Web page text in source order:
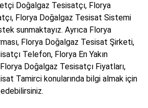
Doğalgaz Tesisatçı, Florya
Florya Doğalgaz Tesisat Sistemi
sunmaktayız. Ayrıca Florya
Florya Doğalgaz Tesisat Şirketi,
Telefon, Florya En Yakın
Doğalgaz Tesisatçı Fiyatları,
Tamirci konularında bilgi almak için